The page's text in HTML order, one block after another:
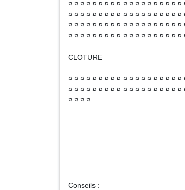
¤ ¤ ¤ ¤ ¤ ¤ ¤ ¤ ¤ ¤ ¤ ¤ ¤ ¤ ¤ ¤ ¤ ¤
¤ ¤ ¤ ¤ ¤ ¤ ¤ ¤ ¤ ¤ ¤ ¤ ¤ ¤ ¤ ¤ ¤ ¤
¤ ¤ ¤ ¤ ¤ ¤ ¤ ¤ ¤ ¤ ¤ ¤ ¤ ¤ ¤ ¤ ¤ ¤
¤ ¤ ¤ ¤ ¤ ¤ ¤ ¤ ¤ ¤ ¤ ¤ ¤ ¤ ¤ ¤ ¤ ¤
CLOTURE
¤ ¤ ¤ ¤ ¤ ¤ ¤ ¤ ¤ ¤ ¤ ¤ ¤ ¤ ¤ ¤ ¤ ¤
¤ ¤ ¤ ¤ ¤ ¤ ¤ ¤ ¤ ¤ ¤ ¤ ¤ ¤ ¤ ¤ ¤ ¤
¤ ¤ ¤ ¤
Nom et qualité
Conseils :